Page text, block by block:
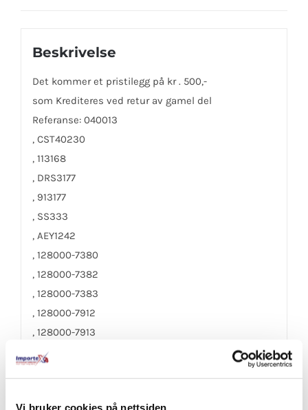
Vi bruker cookies på nettsiden
Beskrivelse
Det kommer et pristilegg på kr . 500,-
som Krediteres ved retur av gamel del
Referanse: 040013
, CST40230
, 113168
, DRS3177
, 913177
, SS333
, AEY1242
, 128000-7380
, 128000-7382
, 128000-7383
, 128000-7912
, 128000-7913
, 28100-50020